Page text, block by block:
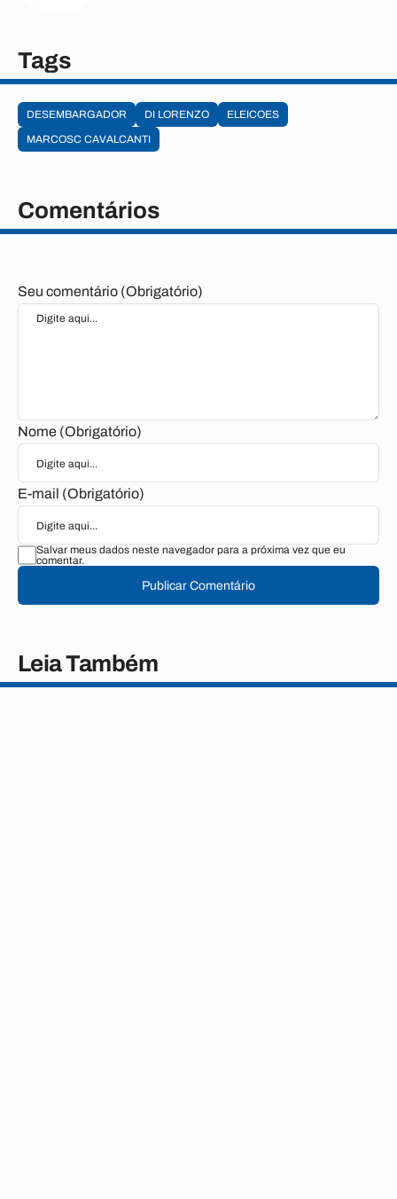
Tags
DESEMBARGADOR DI LORENZO
ELEICOES
MARCOSC CAVALCANTI
Comentários
Seu comentário (Obrigatório)
Nome (Obrigatório)
E-mail (Obrigatório)
Salvar meus dados neste navegador para a próxima vez que eu
comentar.
Publicar Comentário
Leia Também